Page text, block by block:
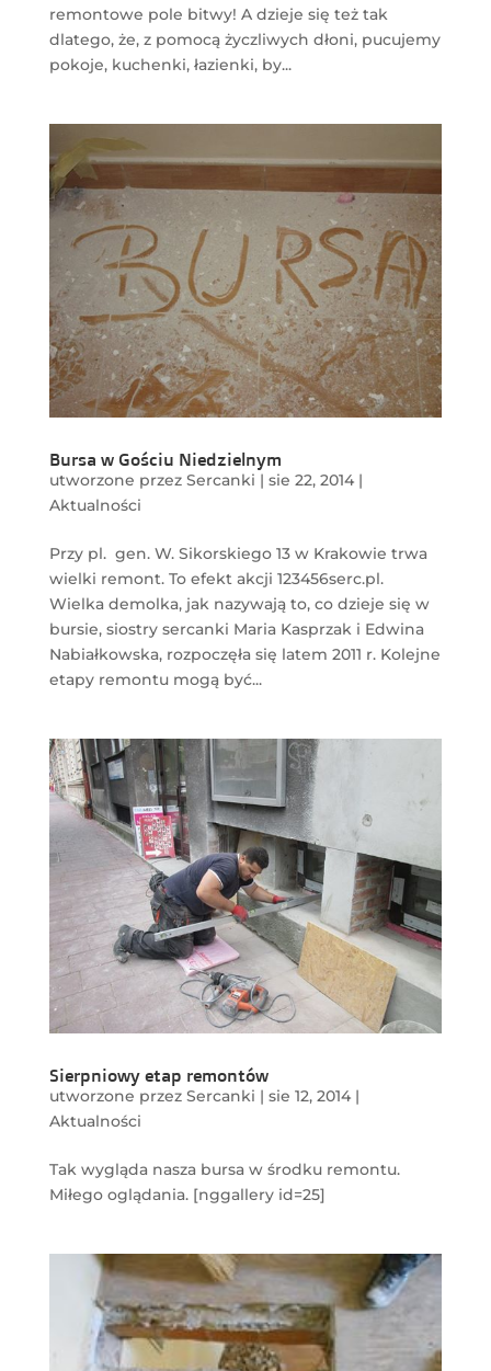
remontowe pole bitwy! A dzieje się też tak
dlatego, że, z pomocą życzliwych dłoni, pucujemy
pokoje, kuchenki, łazienki, by...
Bursa w Gościu Niedzielnym
utworzone przez Sercanki | sie 22, 2014|
Aktualności
Przy pl. gen. W. Sikorskiego 13 w Krakowie trwa
wielki remont. To efekt akcji 123456serc.pl.
Wielka demolka, jak nazywają to, co dzieje się w
bursie, siostry sercanki Maria Kasprzak i Edwina
Nabiałkowska, rozpoczęła się latem 2011 r. Kolejne
etapy remontu mogą być...
Sierpniowy etap remontów
utworzone przez Sercanki | sie 12, 2014|
Aktualności
Tak wygląda nasza bursa w środku remontu.
Miłego oglądania. [nggallery id=25]